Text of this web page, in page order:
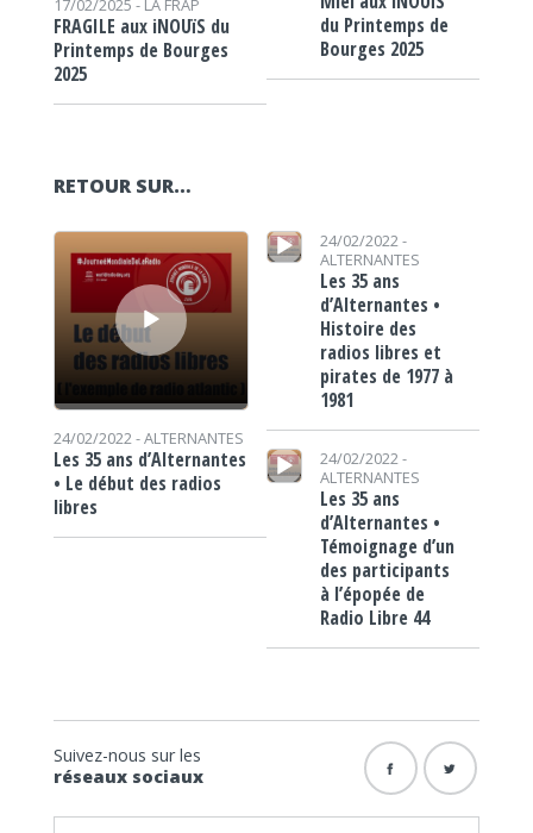
FRAGILE aux iNOUïS du
Printemps de Bourges
2025
du Printemps de
Bourges 2025
RETOUR SUR…
Lecteur audio
24/02/2022 -ALTERNANTES
Les 35 ans d’Alternantes
• Le début des radios
libres
Lecteur audio
24/02/2022 -
ALTERNANTES
Les 35 ans
d’Alternantes •
Histoire des
radios libres et
pirates de 1977 à
1981
Lecteur audio
24/02/2022 -
ALTERNANTES
Les 35 ans
d’Alternantes •
Témoignage d’un
des participants
à l’épopée de
Radio Libre 44
Suivez-nous sur les
réseaux sociaux